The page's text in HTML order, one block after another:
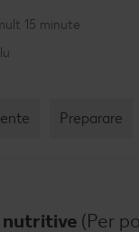
noastre
15 minute
Preparare
nutritive (Per